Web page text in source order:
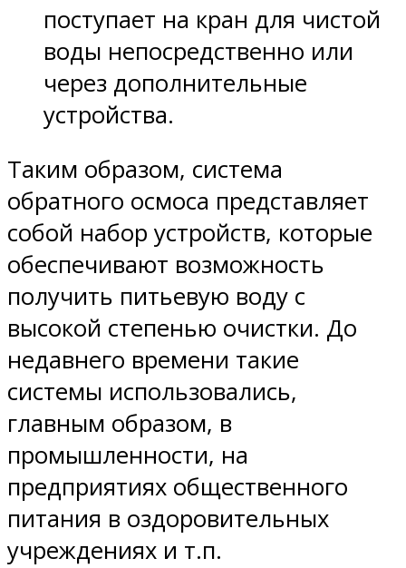
поступает на кран для чистой
воды непосредственно или
через дополнительные
устройства.
Таким образом, система
обратного осмоса представляет
собой набор устройств, которые
обеспечивают возможность
получить питьевую воду с
высокой степенью очистки. До
недавнего времени такие
системы использовались,
главным образом, в
промышленности, на
предприятиях общественного
питания в оздоровительных
учреждениях и т.п.